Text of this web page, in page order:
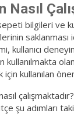
Nasıl
bilgileri ve
kullanıcı
kullanılmakta
kullanılan
şu adımları